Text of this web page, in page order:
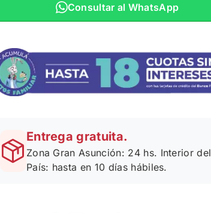
Consultar al WhatsApp
Entrega gratuita.
Zona Gran Asunción: 24 hs. Interior del
País: hasta en 10 días hábiles.